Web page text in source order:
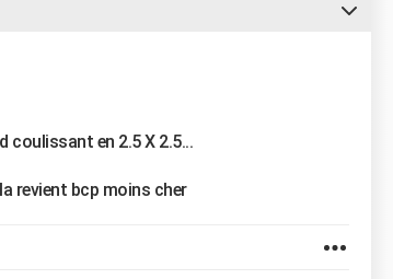
coulissant en 2.5 X 2.5...
revient bcp moins cher